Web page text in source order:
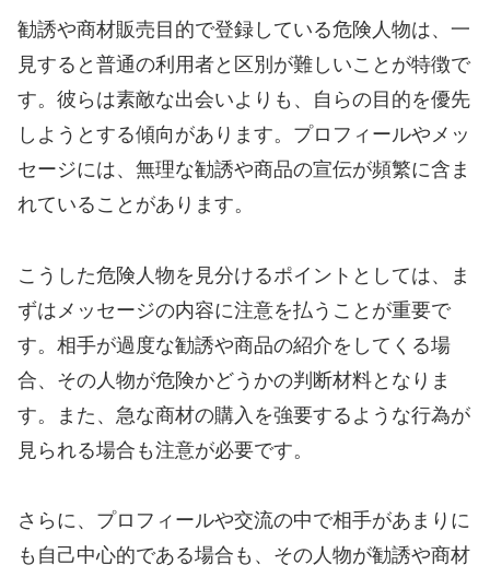
勧誘や商材販売目的で登録している危険人物は、一
見すると普通の利用者と区別が難しいことが特徴で
す。彼らは素敵な出会いよりも、自らの目的を優先
しようとする傾向があります。プロフィールやメッ
セージには、無理な勧誘や商品の宣伝が頻繁に含ま
れていることがあります。
こうした危険人物を見分けるポイントとしては、ま
ずはメッセージの内容に注意を払うことが重要で
す。相手が過度な勧誘や商品の紹介をしてくる場
合、その人物が危険かどうかの判断材料となりま
す。また、急な商材の購入を強要するような行為が
見られる場合も注意が必要です。
さらに、プロフィールや交流の中で相手があまりに
も自己中心的である場合も、その人物が勧誘や商材